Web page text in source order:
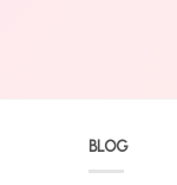
BLOG